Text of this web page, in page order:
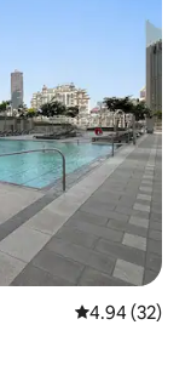
從 32 則評價
4.94 (32)